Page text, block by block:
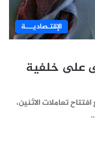
اﻹقتـصاديـــة
على خلفية
تعاملات الاثنين،